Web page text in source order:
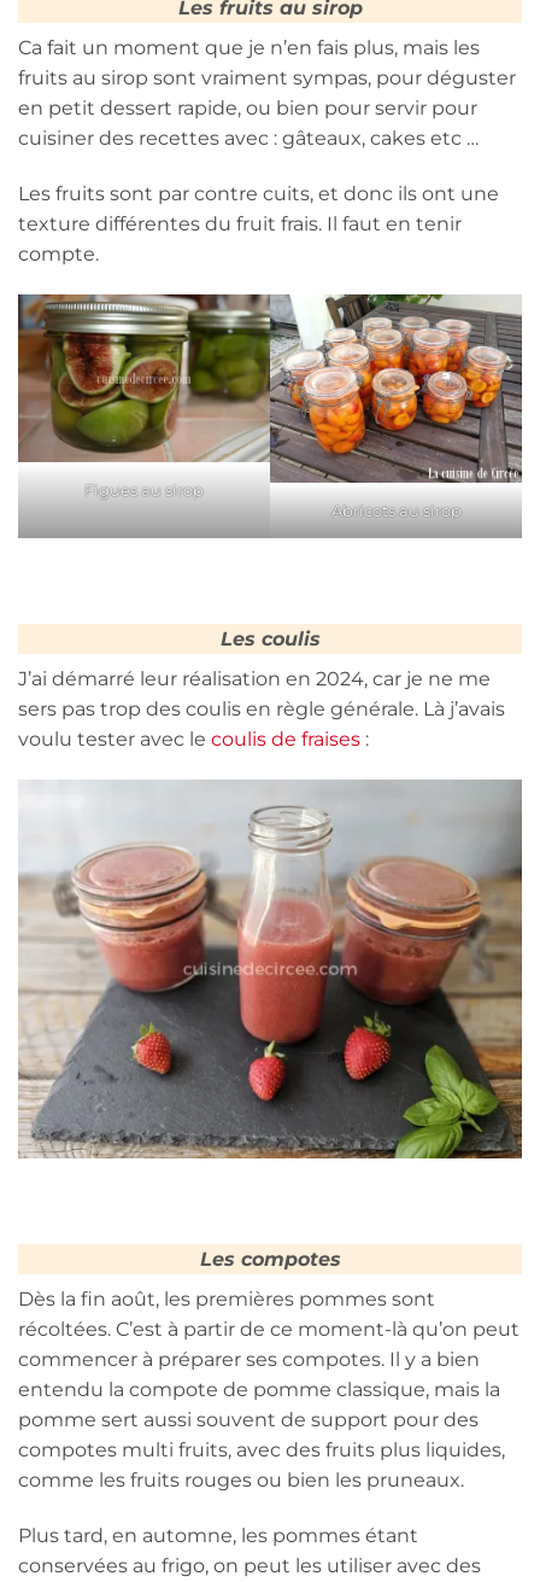
Les fruits au sirop
Ca fait un moment que je n’en fais plus, mais les
fruits au sirop sont vraiment sympas, pour déguster
en petit dessert rapide, ou bien pour servir pour
cuisiner des recettes avec : gâteaux, cakes etc …
Les fruits sont par contre cuits, et donc ils ont une
texture différentes du fruit frais. Il faut en tenir
compte.
Figues au sirop
Abricots au sirop
Les coulis
J’ai démarré leur réalisation en 2024, car je ne me
sers pas trop des coulis en règle générale. Là j’avais
voulu tester avec le coulis de fraises :
Les compotes
Dès la fin août, les premières pommes sont
récoltées. C’est à partir de ce moment-là qu’on peut
commencer à préparer ses compotes. Il y a bien
entendu la compote de pomme classique, mais la
pomme sert aussi souvent de support pour des
compotes multi fruits, avec des fruits plus liquides,
comme les fruits rouges ou bien les pruneaux.
Plus tard, en automne, les pommes étant
conservées au frigo, on peut les utiliser avec des